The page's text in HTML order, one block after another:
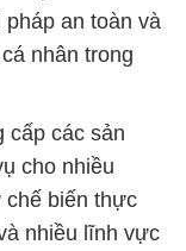
cho nhiều
biến thực
nhiều lĩnh vực
đầu về hóa
toàn và bảo vệ
doanh.
sàng đáp